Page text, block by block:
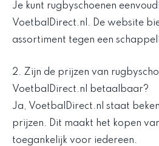
Je kunt rugbyschoenen
VoetbalDirect.nl. De website
assortiment tegen een
2. Zijn de prijzen van
VoetbalDirect.nl betaalbaar?
Ja, VoetbalDirect.nl staat
prijzen. Dit maakt het kopen
toegankelijk voor iedereen.